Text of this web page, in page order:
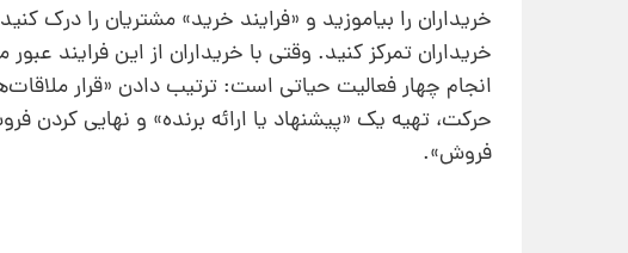
خریداران را بیاموزید و «فرایند خرید» مشتریان را درک
خریداران تمرکز کنید. وقتی با خریداران از این فرایند
انجام چهار فعالیت حیاتی است: ترتیب دادن «قرار
حرکت، تهیه یک «پیشنهاد یا ارائه برنده» و نهایی
فروش».